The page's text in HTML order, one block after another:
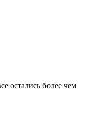
остались более чем